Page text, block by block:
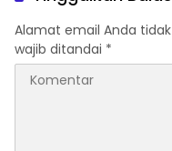
Alamat email Anda
wajib ditandai *